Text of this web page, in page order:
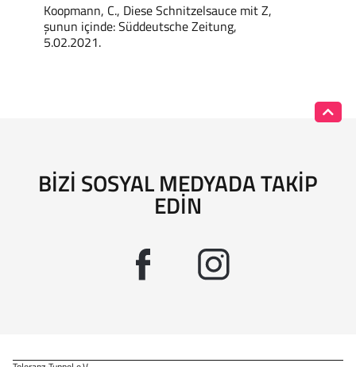
Koopmann, C., Diese Schnitzelsauce mit Z,
şunun içinde: Süddeutsche Zeitung,
5.02.2021.
BIZI SOSYAL MEDYADA TAKIP
EDIN